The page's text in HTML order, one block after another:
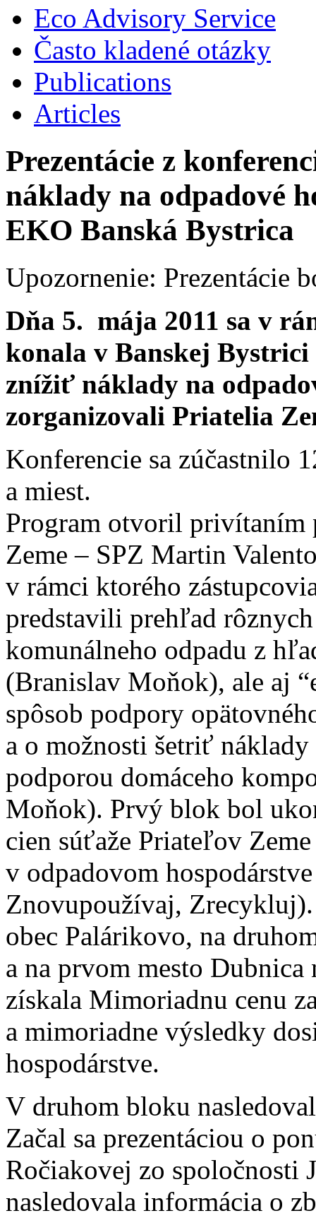
Eco Advisory Service
Často kladené otázky
Publications
Articles
Prezentácie z
náklady na odpadové
EKO Banská Bystrica
Upozornenie: Prezentácie
Dňa 5. mája 2011 sa v
konala v Banskej
znížiť náklady na
zorganizovali Priatelia
Konferencie sa zúčastnilo
a miest.
Program otvoril privítaním
Zeme – SPZ Martin
v rámci ktorého
predstavili prehľad
komunálneho odpadu z
(Branislav Moňok), ale aj
spôsob podpory
a o možnosti šetriť
podporou domáceho
Moňok). Prvý blok bol
cien súťaže Priateľov
v odpadovom
Znovupoužívaj,
obec Palárikovo, na
a na prvom mesto
získala Mimoriadnu cenu
a mimoriadne výsledky
hospodárstve.
V druhom bloku
Začal sa prezentáciou o
Ročiakovej zo spoločnosti
nasledovala informácia o